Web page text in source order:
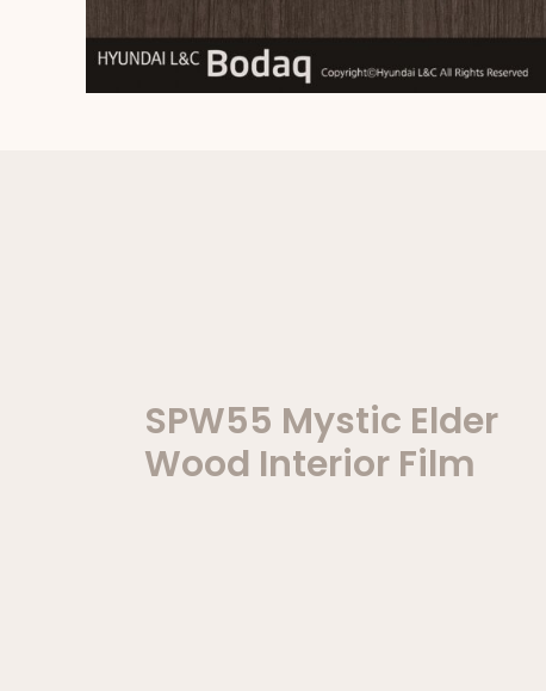
SPW55 Mystic Elder
Wood Interior Film